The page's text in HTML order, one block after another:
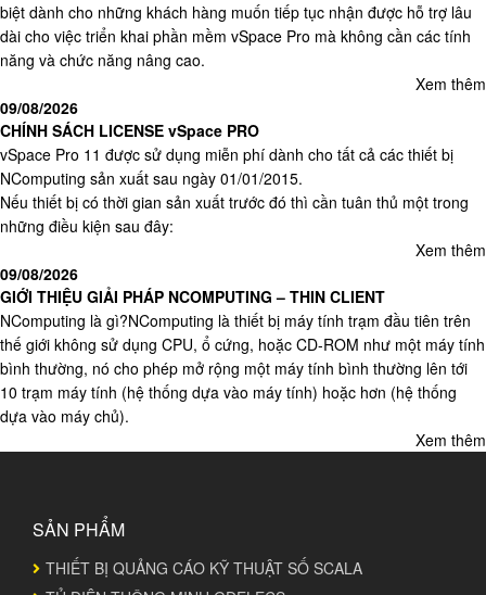
biệt dành cho những khách hàng muốn tiếp tục nhận được hỗ trợ lâu
dài cho việc triển khai phần mềm vSpace Pro mà không cần các tính
năng và chức năng nâng cao.
Xem thêm
09/08/2026
CHÍNH SÁCH LICENSE vSpace PRO
vSpace Pro 11 được sử dụng miễn phí dành cho tất cả các thiết bị
NComputing sản xuất sau ngày 01/01/2015.
Nếu thiết bị có thời gian sản xuất trước đó thì cần tuân thủ một trong
những điều kiện sau đây:
Xem thêm
09/08/2026
GIỚI THIỆU GIẢI PHÁP NCOMPUTING – THIN CLIENT
NComputing là gì?NComputing là thiết bị máy tính trạm đầu tiên trên
thế giới không sử dụng CPU, ổ cứng, hoặc CD-ROM như một máy tính
bình thường, nó cho phép mở rộng một máy tính bình thường lên tới
10 trạm máy tính (hệ thống dựa vào máy tính) hoặc hơn (hệ thống
dựa vào máy chủ).
Xem thêm
SẢN PHẨM
THIẾT BỊ QUẢNG CÁO KỸ THUẬT SỐ SCALA